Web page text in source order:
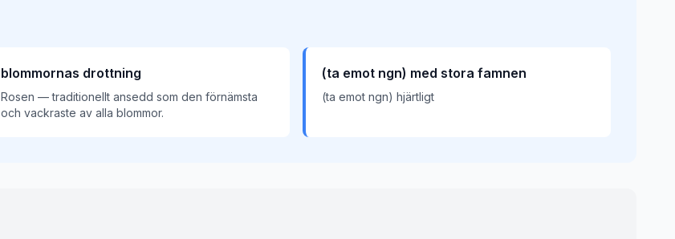
blommornas drottning
Rosen — traditionellt ansedd som den förnämsta
och vackraste av alla blommor.
(ta emot ngn) med stora famnen
(ta emot ngn) hjärtligt